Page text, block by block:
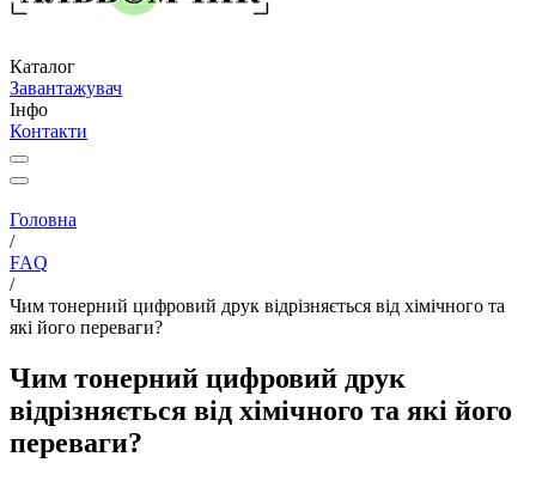
Каталог
Завантажувач
Інфо
Контакти
Головна
/
FAQ
/
Чим тонерний цифровий друк відрізняється від хімічного та
які його переваги?
Чим тонерний цифровий друк
відрізняється від хімічного та які його
переваги?